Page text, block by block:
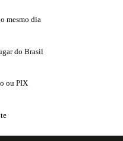
mesmo dia
do Brasil
ou PIX